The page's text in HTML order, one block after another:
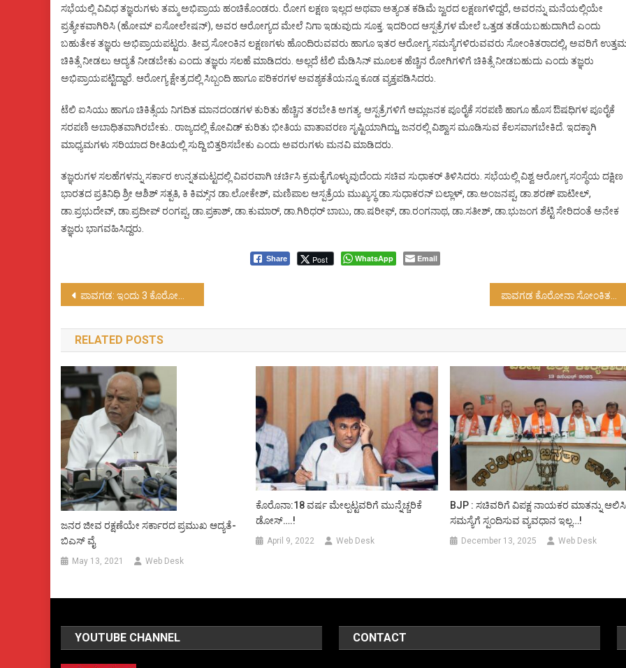
ಸಭೆಯಲ್ಲಿ ವಿವಿಧ ತಜ್ಞರುಗಳು ತಮ್ಮ ಅಭಿಪ್ರಾಯ ಹಂಚಿಕೊಂಡರು. ರೋಗ ಲಕ್ಷಣ ಇಲ್ಲದ ಅಥವಾ ಅತ್ಯಂತ ಕಡಿಮೆ ಜ್ವರದ ಲಕ್ಷಣಗಳಿದ್ದರೆ, ಅವರನ್ನು ಮನೆಯಲ್ಲಿಯೇ
ಪ್ರತ್ಯೇಕವಾಗಿರಿಸಿ (ಹೋಮ್ ಐಸೋಲೇಷನ್), ಅವರ ಆರೋಗ್ಯದ ಮೇಲೆ ನಿಗಾ ಇಡುವುದು ಸೂಕ್ತ. ಇದರಿಂದ ಆಸ್ಪತ್ರೆಗಳ ಮೇಲೆ ಒತ್ತಡ ತಡೆಯಬಹುದಾಗಿದೆ ಎಂದು
ಬಹುತೇಕ ತಜ್ಞರು ಅಭಿಪ್ರಾಯಪಟ್ಟರು. ತೀವ್ರ ಸೋಂಕಿನ ಲಕ್ಷಣಗಳು ಹೊಂದಿರುವವರು ಹಾಗೂ ಇತರ ಆರೋಗ್ಯ ಸಮಸ್ಯೆಗಳಿರುವವರು ಸೋಂಕಿತರಾದಲ್ಲಿ, ಅವರಿಗೆ
ಚಿಕಿತ್ಸೆ ನೀಡಲು ಆದ್ಯತೆ ನೀಡಬೇಕು ಎಂದು ತಜ್ಞರು ಸಲಹೆ ಮಾಡಿದರು. ಅಲ್ಲದೆ ಟೆಲಿ ಮೆಡಿಸಿನ್ ಮೂಲಕ ಹೆಚ್ಚಿನ ರೋಗಿಗಳಿಗೆ ಚಿಕಿತ್ಸೆ ನೀಡಬಹುದು ಎಂದು ತಜ್ಞರು
ಅಭಿಪ್ರಾಯಪಟ್ಟಿದ್ದಾರೆ. ಆರೋಗ್ಯ ಕ್ಷೇತ್ರದಲ್ಲಿ ಸಿಬ್ಬಂದಿ ಹಾಗೂ ಪರಿಕರಗಳ ಅವಶ್ಯಕತೆಯನ್ನೂ ಕೂಡ ವ್ಯಕ್ತಪಡಿಸಿದರು.
ಟೆಲಿ ಐಸಿಯು ಹಾಗೂ ಚಿಕಿತ್ಸೆಯ ನಿಗದಿತ ಮಾನದಂಡಗಳ ಕುರಿತು ಹೆಚ್ಚಿನ ತರಬೇತಿ ಅಗತ್ಯ. ಆಸ್ಪತ್ರೆಗಳಿಗೆ ಆಮ್ಲಜನಕ ಪೂರೈಕೆ ಸರಪಣಿ ಹಾಗೂ ಹೊಸ ಔಷಧಿಗಳ ಪೂರೈಕೆ
ಸರಪಣಿ ಅಬಾಧಿತವಾಗಿರಬೇಕು.. ರಾಜ್ಯದಲ್ಲಿ ಕೋವಿಡ್ ಕುರಿತು ಭೀತಿಯ ವಾತಾವರಣ ಸೃಷ್ಟಿಯಾಗಿದ್ದು, ಜನರಲ್ಲಿ ವಿಶ್ವಾಸ ಮೂಡಿಸುವ ಕೆಲಸವಾಗಬೇಕಿದೆ. ಇದಕ್ಕಾಗಿ
ಮಾಧ್ಯಮಗಳು ಸರಿಯಾದ ರೀತಿಯಲ್ಲಿ ಸುದ್ದಿ ಬಿತ್ತರಿಸಬೇಕು ಎಂದು ಅವರುಗಳು ಮನವಿ ಮಾಡಿದರು.
ತಜ್ಞರುಗಳ ಸಲಹೆಗಳನ್ನು ಸರ್ಕಾರ ಉನ್ನತಮಟ್ಟದಲ್ಲಿ ವಿವರವಾಗಿ ಚರ್ಚಿಸಿ ಕ್ರಮಕೈಗೊಳ್ಳುವುದೆಂದು ಸಚಿವ ಸುಧಾಕರ್ ತಿಳಿಸಿದರು. ಸಭೆಯಲ್ಲಿ ವಿಶ್ವ ಆರೋಗ್ಯ ಸಂಸ್ಥೆಯ ದಕ್ಷಿಣ
ಭಾರತದ ಪ್ರತಿನಿಧಿ ಶ್ರೀ ಆಶಿಶ್ ಸತ್ಪತಿ, ಕಿ ಕಿಮ್ಸ್‌ನ ಡಾ.ಲೋಕೇಶ್, ಮಣಿಪಾಲ ಆಸ್ಪತ್ರೆಯ ಮುಖ್ಯಸ್ಥ ಡಾ.ಸುಧಾಕರನ್ ಬಲ್ಲಾಳ್, ಡಾ.ಅಂಜನಪ್ಪ, ಡಾ.ಶರಣ್ ಪಾಟೀಲ್,
ಡಾ.ಪ್ರಭುದೇವ್, ಡಾ.ಪ್ರದೀಪ್ ರಂಗಪ್ಪ, ಡಾ.ಪ್ರಕಾಶ್, ಡಾ.ಕುಮಾರ್, ಡಾ.ಗಿರಿಧರ್ ಬಾಬು, ಡಾ.ಷರೀಫ್, ಡಾ.ರಂಗನಾಥ, ಡಾ.ಸತೀಶ್, ಡಾ.ಭುಜಂಗ ಶೆಟ್ಟಿ ಸೇರಿದಂತೆ ಅನೇಕ
ತಜ್ಞರು ಭಾಗವಹಿಸಿದ್ದರು.
Share Post WhatsApp Email
Post
navigation
ಪಾವಗಡ: ಇಂದು 3 ಕೊರೋನಾ ಸೊಂಕು ಧೃಢ
RELATED POSTS
ಜನರ ಜೀವ ರಕ್ಷಣೆಯೇ ಸರ್ಕಾರದ ಪ್ರಮುಖ ಆದ್ಯತೆ-
ಬಿಎಸ್ ವೈ
May 13, 2021 Web Desk
ಕೊರೊನಾ:18 ವರ್ಷ ಮೇಲ್ಪಟ್ಟವರಿಗೆ ಮುನ್ನೆಚ್ಚರಿಕೆ
ಡೋಸ್….!
April 9, 2022 Web Desk
BJP : ಸಚಿವರಿಗೆ ವಿಪಕ್ಷ ನಾಯಕರ ಮಾತನ್ನು
ಸಮಸ್ಯೆಗೆ ಸ್ಪಂದಿಸುವ ವ್ಯವಧಾನ ಇಲ್ಲ…!
December 13, 2025 Web Desk
YOUTUBE CHANNEL CONTACT